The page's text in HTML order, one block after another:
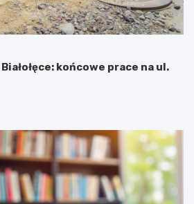
końcowe prace na ul.